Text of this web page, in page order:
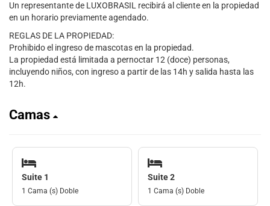
Un representante de LUXOBRASIL recibirá al cliente en la propiedad
en un horario previamente agendado.
REGLAS DE LA PROPIEDAD:
Prohibido el ingreso de mascotas en la propiedad.
La propiedad está limitada a pernoctar 12 (doce) personas,
incluyendo niños, con ingreso a partir de las 14h y salida hasta las
12h.
Camas
Suite 1
1 Cama (s) Doble
Suite 2
1 Cama (s) Doble